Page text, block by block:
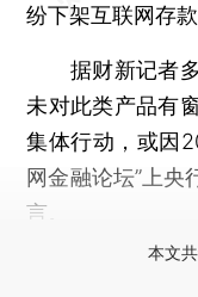
纷下架互联网存
据财新记者多
未对此类产品有
集体行动，或因
网金融论坛”上央
言。
本文